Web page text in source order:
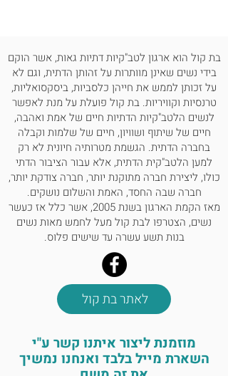
בת קול הוא ארגון לטב"קיות דתיות גאות, אשר הוקם
בידי נשים שאינן מוותרות על זהותן הדתית, וגם לא
על זכותן לממש את חייהן כלסביות, ביסקסואליות,
טרנסיות וקוויריות. בת קול פועלת על מנת לאפשר
לנשים הלטב"קיות הדתיות חיים של אמת ואהבה,
חיים של שיתוף ושוויון, חיים של שלמות וקבלה
בחברה הדתית. הגשמת מטרותיה חיונית לא רק
למען הלטב"קית הדתית, אלא עבור הציבור הדתי
כולו, ליצירת חברה מתוקנת יותר, חברה צודקת יותר,
חברה שבה החסד, האמת והשלום נושקים.
מאז הקמת הארגון בשנת 2005, אשר כלל אז כעשר
נשים, הצטרפו לבת קול מעל לחמש מאות נשים
בנות תשע עשרה עד שישים פלוס.
לאתר בת קול
מוזמנת ליצור איתנו קשר ע"י
השארת מייל בלבד ואנחנו נמשיך